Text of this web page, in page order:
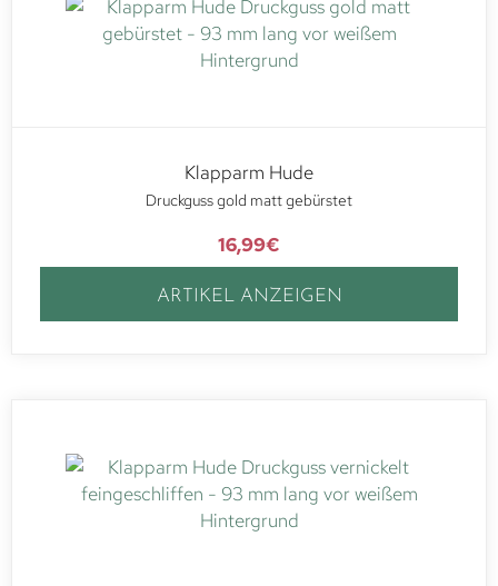
Klapparm Hude
Druckguss gold matt gebürstet
16,99€
ARTIKEL ANZEIGEN